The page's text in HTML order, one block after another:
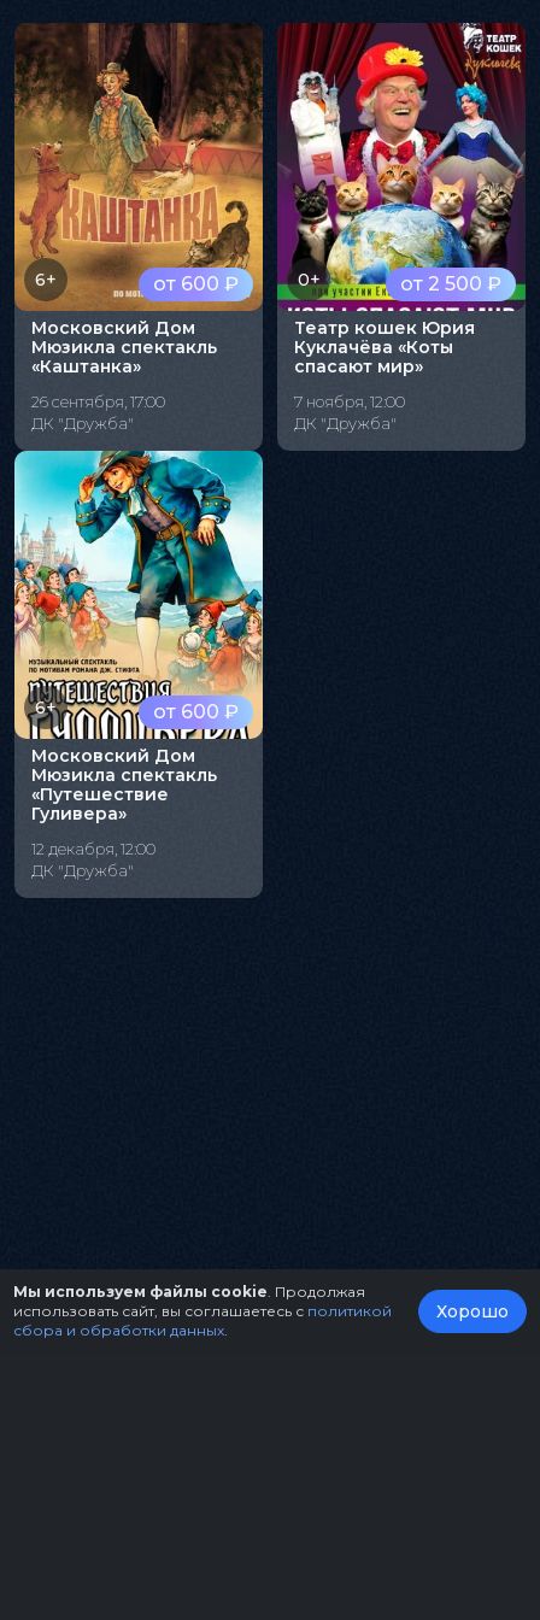
от 600 ₽
6+
Московский Дом
Мюзикла спектакль
«Каштанка»
26 сентября, 17:00
ДК "Дружба"
от 2 500 ₽
0+
Театр кошек Юрия
Куклачёва «Коты
спасают мир»
7 ноября, 12:00
ДК "Дружба"
от 600 ₽
6+
Московский Дом
Мюзикла спектакль
«Путешествие
Гуливера»
12 декабря, 12:00
ДК "Дружба"
Мы используем файлы cookie . Продолжая
использовать сайт, вы соглашаетесь с политикой
сбора и обработки данных
Хорошо